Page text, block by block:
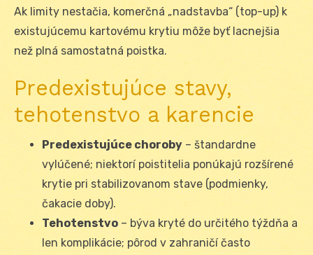
Ak limity nestačia, komerčná „nadstavba“ (top-up) k
existujúcemu kartovému krytiu môže byť lacnejšia
než plná samostatná poistka.
Predexistujúce stavy,
tehotenstvo a karencie
Predexistujúce choroby – štandardne
vylúčené; niektorí poistitelia ponúkajú rozšírené
krytie pri stabilizovanom stave (podmienky,
čakacie doby).
Tehotenstvo – býva kryté do určitého týždňa a
len komplikácie; pôrod v zahraničí často